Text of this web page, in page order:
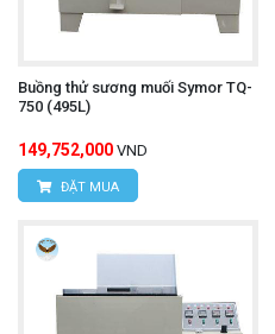
Buồng thử sương muối Symor TQ-
750 (495L)
149,752,000 VND
ĐẶT MUA